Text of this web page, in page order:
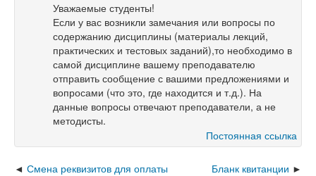
Уважаемые студенты!
Если у вас возникли замечания или вопросы по
содержанию дисциплины (материалы лекций,
практических и тестовых заданий),то необходимо в
самой дисциплине вашему преподавателю
отправить сообщение с вашими предложениями и
вопросами (что это, где находится и т.д.). На
данные вопросы отвечают преподаватели, а не
методисты.
Постоянная ссылка
Смена реквизитов для оплаты Бланк квитанции